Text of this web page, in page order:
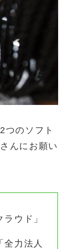
つのソフト
んにお願い
ウド」
力法人